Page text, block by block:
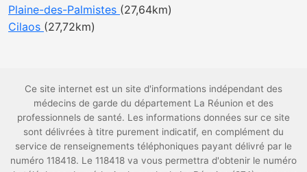
Plaine-des-Palmistes (27,64km)
Cilaos (27,72km)
Ce site internet est un site d'informations indépendant des
médecins de garde du département La Réunion et des
professionnels de santé. Les informations données sur ce site
sont délivrées à titre purement indicatif, en complément du
service de renseignements téléphoniques payant délivré par le
numéro 118418. Le 118418 va vous permettra d'obtenir le numéro